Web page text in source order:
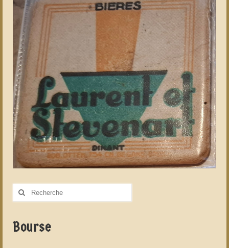
Rechercher
Bourse